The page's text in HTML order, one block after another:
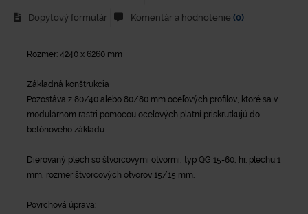
Dopytový formulár Komentár a hodnotenie (0)
Rozmer: 4240 x 6260 mm
Základná konštrukcia
Pozostáva z 80/40 alebo 80/80 mm oceľových profilov, ktoré sa v
modulárnom rastri pomocou oceľových platní priskrutkujú do
betónového základu.
Dierovaný plech so štvorcovými otvormi, typ QG 15-60, hr. plechu 1
mm, rozmer štvorcových otvorov 15/15 mm.
Povrchová úprava: